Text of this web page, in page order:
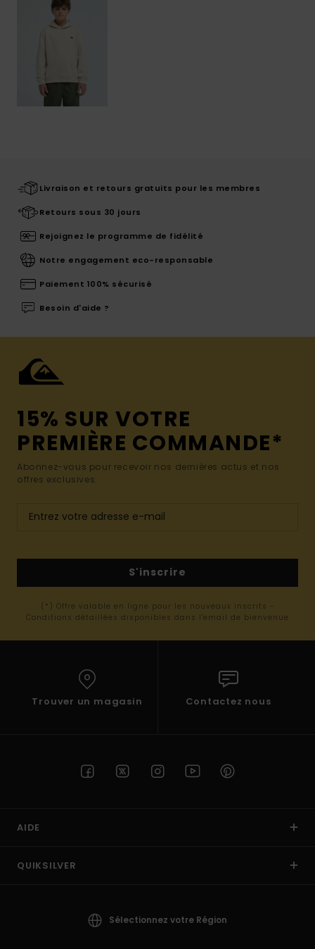
Livraison et retours gratuits pour les membres
Retours sous 30 jours
Rejoignez le programme de fidélité
Notre engagement eco-responsable
Paiement 100% sécurisé
Besoin d'aide ?
15% SUR VOTRE
PREMIÈRE COMMANDE*
Abonnez-vous pour recevoir nos dernières actus et nos
offres exclusives.
S'inscrire
(*) Offre valable en ligne pour les nouveaux inscrits -
Conditions détaillées disponibles dans l'email de bienvenue
Trouver un magasin Contactez nous
AIDE
QUIKSILVER
Sélectionnez votre Région